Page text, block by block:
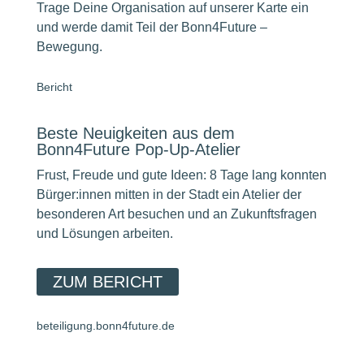
Trage Deine Organisation auf unserer Karte ein
und werde damit Teil der Bonn4Future –
Bewegung.
Bericht
Beste Neuigkeiten aus dem
Bonn4Future Pop-Up-Atelier
Frust, Freude und gute Ideen: 8 Tage lang konnten
Bürger:innen mitten in der Stadt ein Atelier der
besonderen Art besuchen und an Zukunftsfragen
und Lösungen arbeiten.
ZUM BERICHT
beteiligung.bonn4future.de